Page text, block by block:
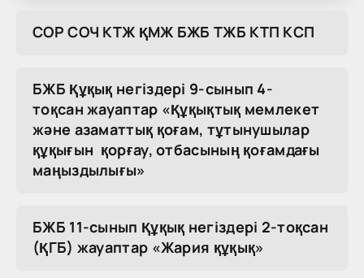
COP COЧ KTЖ ҚMЖ БЖБ TЖБ KTП KCП
БЖБ Құқық негіздері 9-сынып 4-
тоқсан жауаптар «Құқықтық мемлекет
және азаматтық қоғам, тұтынушылар
құқығын қорғау, отбасының қоғамдағы
маңыздылығы»
БЖБ 11-сынып Құқық негіздері 2-тоқсан
(ҚГБ) жауаптар «Жария құқық»